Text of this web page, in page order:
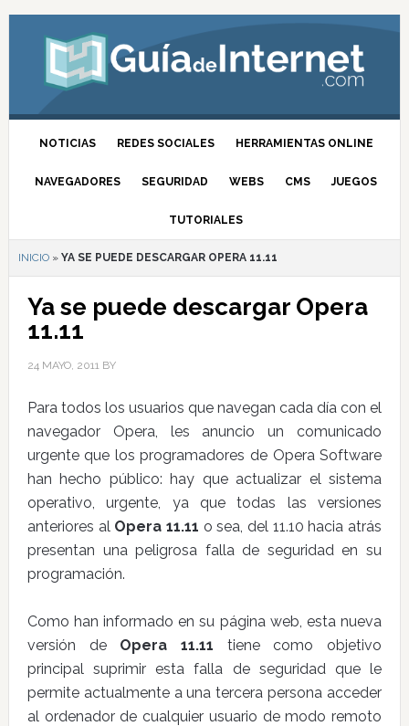
NOTICIAS REDES SOCIALES HERRAMIENTAS ONLINE
NAVEGADORES SEGURIDAD WEBS CMS JUEGOS
TUTORIALES
INICIO» YA SE PUEDE DESCARGAR OPERA 11.11
Ya se puede descargar Opera
11.11
24 MAYO, 2011BY
Para todos los usuarios que navegan cada día con el
navegador Opera, les anuncio un comunicado
urgente que los programadores de Opera Software
han hecho público: hay que actualizar el sistema
operativo, urgente, ya que todas las versiones
anteriores al Opera 11.11 o sea, del 11.10 hacia atrás
presentan una peligrosa falla de seguridad en su
programación.
Como han informado en su página web, esta nueva
versión de Opera 11.11 tiene como objetivo
principal suprimir esta falla de seguridad que le
permite actualmente a una tercera persona acceder
al ordenador de cualquier usuario de modo remoto